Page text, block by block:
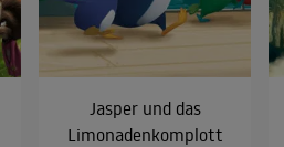
Jasper und das
Limonadenkomplott